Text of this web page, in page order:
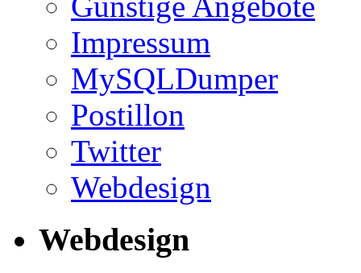
Impressum
MySQLDumper
Postillon
Twitter
Webdesign
Webdesign